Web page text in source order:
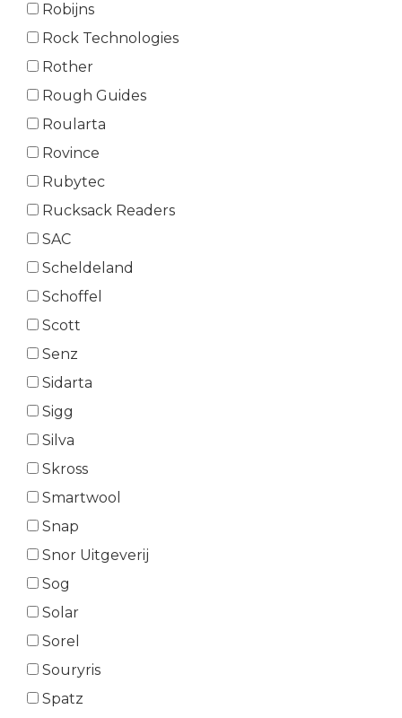
Robijns
Rock Technologies
Rother
Rough Guides
Roularta
Rovince
Rubytec
Rucksack Readers
SAC
Scheldeland
Schoffel
Scott
Senz
Sidarta
Sigg
Silva
Skross
Smartwool
Snap
Snor Uitgeverij
Sog
Solar
Sorel
Souryris
Spatz